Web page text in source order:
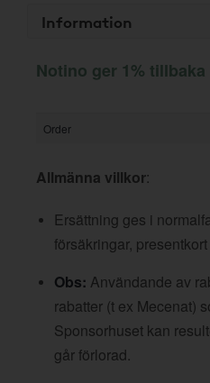
Information
Notino ger 1% tillbaka
Order
Allmänna villkor:
Ersättning ges i
försäkringar,
Obs: Användande av
rabatter (t ex Mecenat)
Sponsorhuset kan
går förlorad.